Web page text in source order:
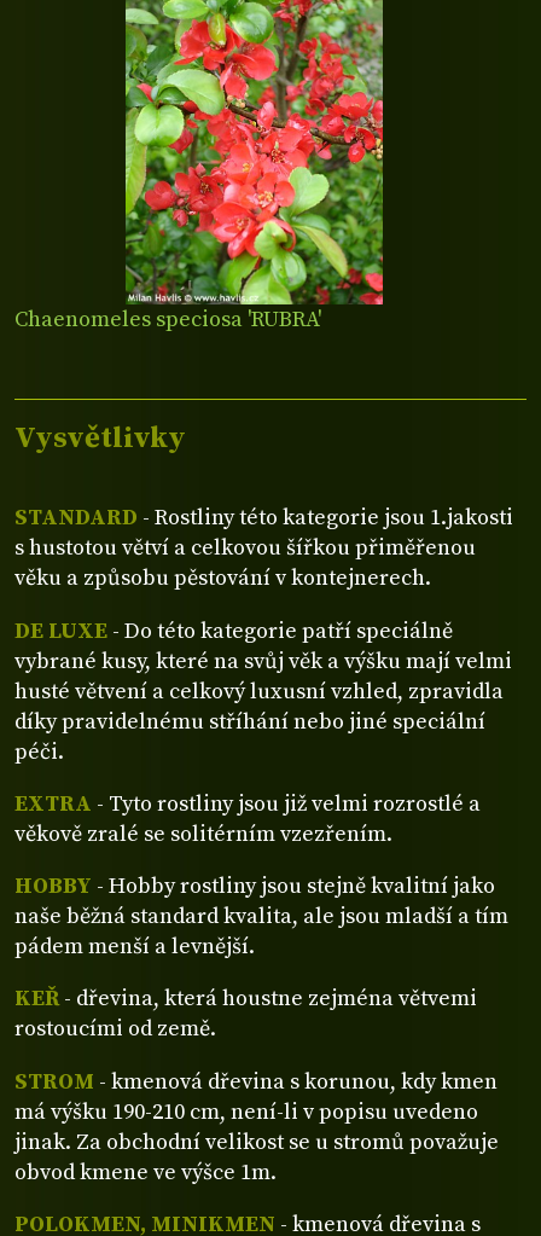
Chaenomeles speciosa 'RUBRA'
Vysvětlivky
STANDARD - Rostliny této kategorie jsou 1.jakosti
s hustotou větví a celkovou šířkou přiměřenou
věku a způsobu pěstování v kontejnerech.
DE LUXE - Do této kategorie patří speciálně
vybrané kusy, které na svůj věk a výšku mají velmi
husté větvení a celkový luxusní vzhled, zpravidla
díky pravidelnému stříhání nebo jiné speciální
péči.
EXTRA - Tyto rostliny jsou již velmi rozrostlé a
věkově zralé se solitérním vzezřením.
HOBBY - Hobby rostliny jsou stejně kvalitní jako
naše běžná standard kvalita, ale jsou mladší a tím
pádem menší a levnější.
KEŘ- dřevina, která houstne zejména větvemi
rostoucími od země.
STROM - kmenová dřevina s korunou, kdy kmen
má výšku 190-210 cm, není-li v popisu uvedeno
jinak. Za obchodní velikost se u stromů považuje
obvod kmene ve výšce 1m.
POLOKMEN, MINIKMEN - kmenová dřevina s